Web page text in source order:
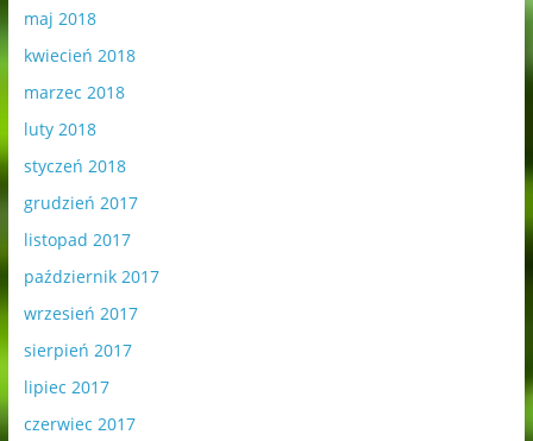
maj 2018
kwiecień 2018
marzec 2018
luty 2018
styczeń 2018
grudzień 2017
listopad 2017
październik 2017
wrzesień 2017
sierpień 2017
lipiec 2017
czerwiec 2017